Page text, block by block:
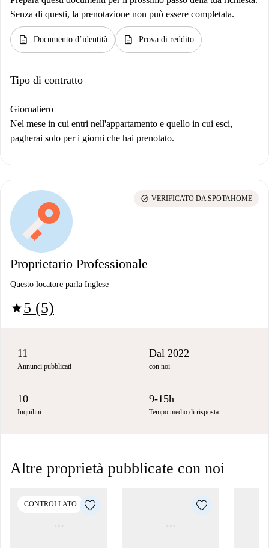
Senza di questi, la prenotazione non può essere completata.
description Documento d’identità description Prova di reddito
Tipo di contratto
Giornaliero
Nel mese in cui entri nell'appartamento e quello in cui esci,
pagherai solo per i giorni che hai prenotato.
Proprietario Professionale
Questo locatore parla Inglese
star5 (5)
check_circle VERIFICATO DA SPOTAHOME
11
Annunci pubblicati
Dal 2022
con noi
10
Inquilini
9-15h
Tempo medio di risposta
Altre proprietà pubblicate con noi
CONTROLLATO